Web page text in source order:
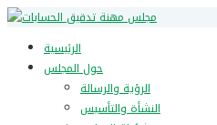
الرئيسية
حول المجلس
الرؤية والرسالة
النشأة والتأسيس